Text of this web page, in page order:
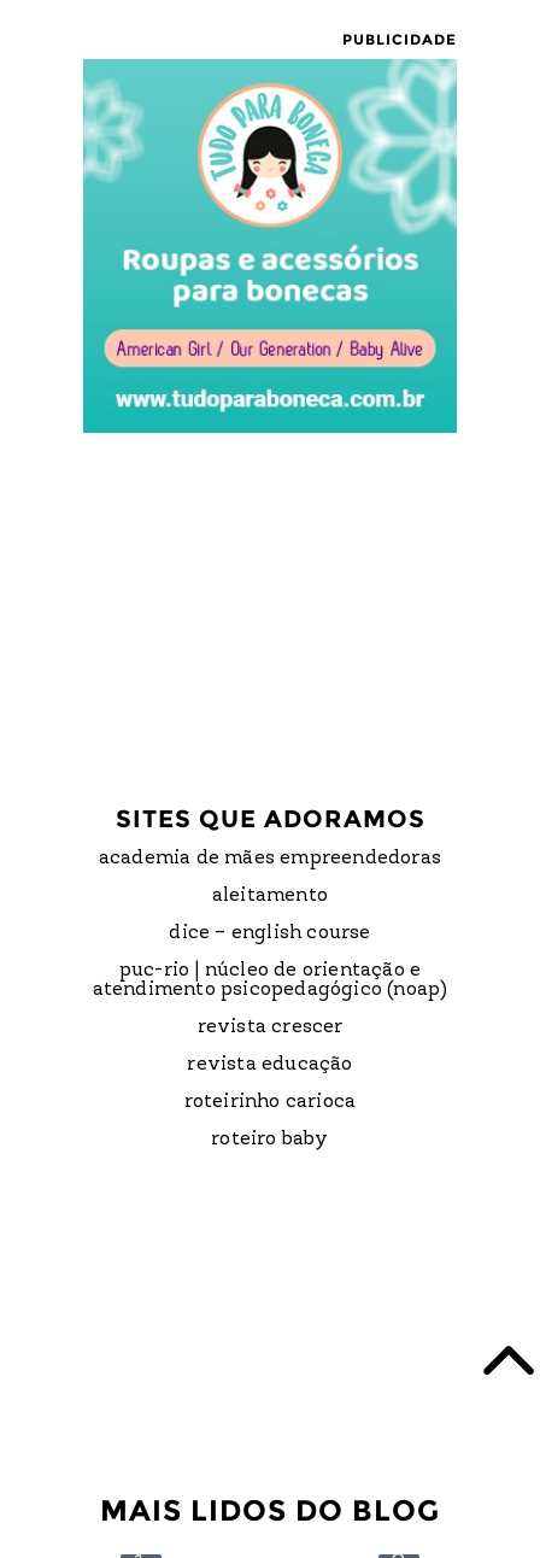
PUBLICIDADE
SITES QUE ADORAMOS
academia de mães empreendedoras
aleitamento
dice – english course
puc-rio | núcleo de orientação e
atendimento psicopedagógico (noap)
revista crescer
revista educação
roteirinho carioca
roteiro baby
MAIS LIDOS DO BLOG